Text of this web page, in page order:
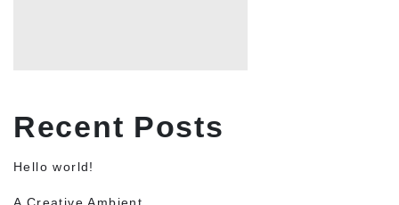
Recent Posts
Hello world!